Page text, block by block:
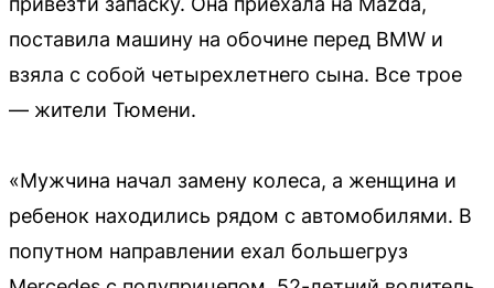
поставила машину на обочине перед BMW и
взяла с собой четырехлетнего сына. Все трое
— жители Тюмени.
«Мужчина начал замену колеса, а женщина и
ребенок находились рядом с автомобилями. В
попутном направлении ехал большегруз